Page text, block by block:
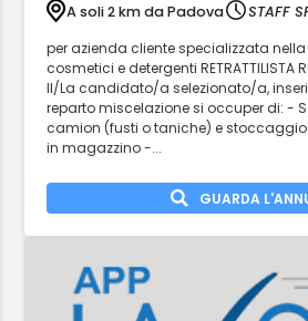
A soli 2 km da Padova
STAFF
per azienda cliente specializzata
cosmetici e detergenti RETRATTILISTA
Il/La candidato/a selezionato/a,
reparto miscelazione si occuper di: -
camion (fusti o taniche) e stoccaggio
in magazzino -...
GUARDA